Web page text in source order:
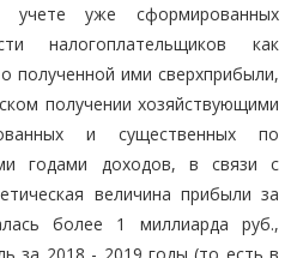
учете уже сформированных
налогоплательщиков как
полученной ими сверхприбыли,
получении хозяйствующими
и существенных по
годами доходов, в связи с
величина прибыли за
более 1 миллиарда руб.,